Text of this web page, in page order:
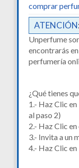
comprar
ATENCIÓN
Unperfume
encontrarás
perfumería
¿Qué tienes
1.- Haz Clic
al paso 2)
2.- Haz Clic
3.- Invita a un
4.- Haz Clic